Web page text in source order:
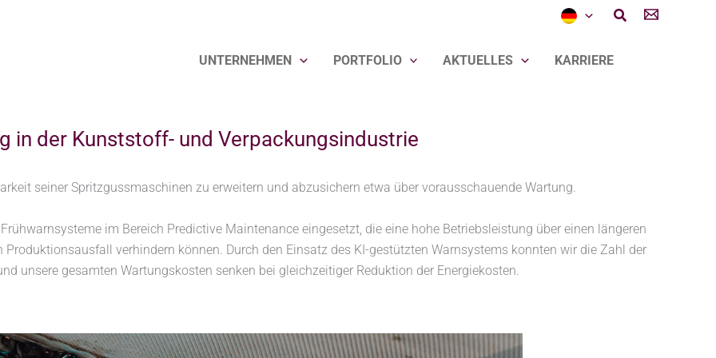
Suchen
UNTERNEHMEN PORTFOLIO AKTUELLES KARRIERE
in der Kunststoff- und Verpackungsindustrie
in der Kunststoff- und Verpackungsindustrie
seiner Spritzgussmaschinen zu erweitern und abzusichern etwa über vorausschauende Wartung.
im Bereich Predictive Maintenance eingesetzt, die eine hohe Betriebsleistung über einen längeren
verhindern können. Durch den Einsatz des KI-gestützten Warnsystems konnten wir die Zahl der
unsere gesamten Wartungskosten senken bei gleichzeitiger Reduktion der Energiekosten.